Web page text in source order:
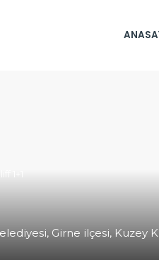
Girne ilçesi, Kuzey